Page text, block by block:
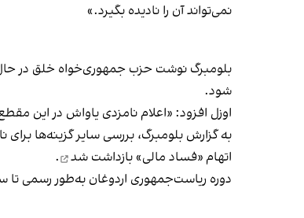
نمی‌تواند آن را نادیده بگیرد.»
بلومبرگ نوشت حزب جمهوری‌خواه خلق در حال
شود.
اوزل افزود: «اعلام نامزدی یاواش در این
اتهام «فساد مالی»بازداشت شد
.
دوره ریاست‌جمهوری اردوغان به‌طور رسمی تا سال ۲۰۲۸ ادامه خواهد داشت، اما انتظار می‌رود که او با برگزاری انتخابات زودهنگام، شرایط لازم را برای نامزدی مجدد